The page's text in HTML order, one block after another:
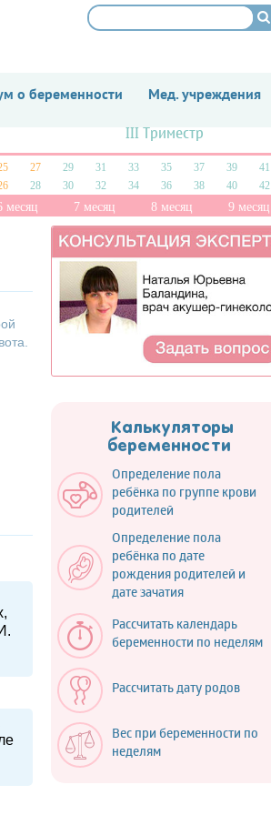
о беременности Мед. учреждения
III Триместр
27 29 31 33 35 37 39
41
28 30 32 34 36 38 40 42
месяц 7 месяц 8 месяц 9 месяц
Калькуляторы
беременности
Определение пола
ребёнка по группе крови
родителей
Определение пола
ребёнка по дате
рождения родителей и
дате зачатия
Рассчитать календарь
беременности по неделям
Рассчитать дату родов
Вес при беременности по
неделям